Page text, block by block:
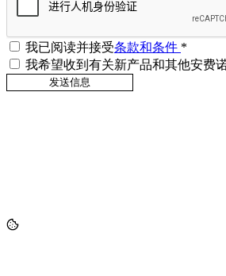
我已阅读并接受条款和条件 *
我希望收到有关新产品和其他安费